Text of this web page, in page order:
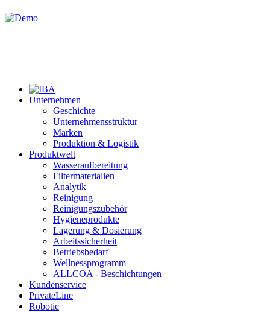
Unternehmen
Geschichte
Unternehmensstruktur
Marken
Produktion & Logistik
Produktwelt
Wasseraufbereitung
Filtermaterialien
Analytik
Reinigung
Reinigungszubehör
Hygieneprodukte
Lagerung & Dosierung
Arbeitssicherheit
Betriebsbedarf
Wellnessprogramm
ALLCOA - Beschichtungen
Kundenservice
PrivateLine
Robotic